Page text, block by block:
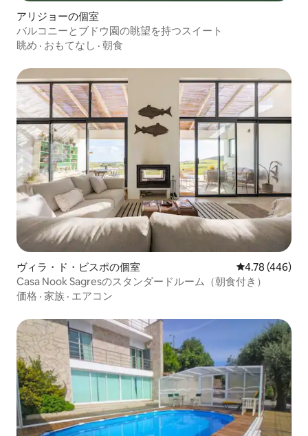
アリジョーの個室
バルコニーとブドウ園の眺望を持つスイート
眺め · おもてなし · 朝食
ヴィラ・ド・ビスポの個室 レビュー446
4.78 (446)
Casa Nook Sagresのスタンダードルーム（朝食付き）
価格 · 家族 · エアコン